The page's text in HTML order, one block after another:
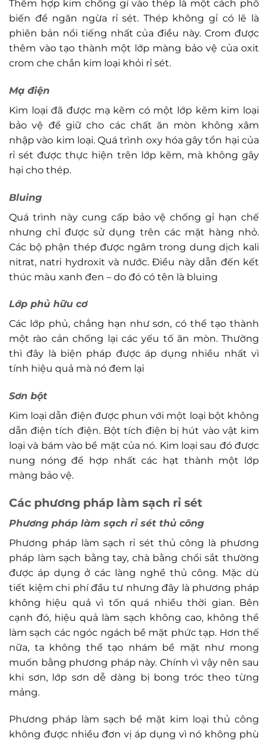
Thêm hợp kim chống gỉ vào thép là một cách phổ
biến để ngăn ngừa rỉ sét. Thép không gỉ có lẽ là
phiên bản nổi tiếng nhất của điều này. Crom được
thêm vào tạo thành một lớp màng bảo vệ của oxit
crom che chắn kim loại khỏi rỉ sét.
Mạ điện
Kim loại đã được mạ kẽm có một lớp kẽm kim loại
bảo vệ để giữ cho các chất ăn mòn không xâm
nhập vào kim loại. Quá trình oxy hóa gây tổn hại của
rỉ sét được thực hiện trên lớp kẽm, mà không gây
hại cho thép.
Bluing
Quá trình này cung cấp bảo vệ chống gỉ hạn chế
nhưng chỉ được sử dụng trên các mặt hàng nhỏ.
Các bộ phận thép được ngâm trong dung dịch kali
nitrat, natri hydroxit và nước. Điều này dẫn đến kết
thúc màu xanh đen – do đó có tên là bluing
Lớp phủ hữu cơ
Các lớp phủ, chẳng hạn như sơn, có thể tạo thành
một rào cản chống lại các yếu tố ăn mòn. Thường
thì đây là biện pháp được áp dụng nhiều nhất vì
tính hiệu quả mà nó đem lại
Sơn bột
Kim loại dẫn điện được phun với một loại bột không
dẫn điện tích điện. Bột tích điện bị hút vào vật kim
loại và bám vào bề mặt của nó. Kim loại sau đó được
nung nóng để hợp nhất các hạt thành một lớp
màng bảo vệ.
Các phương pháp làm sạch rỉ sét
Phương pháp làm sạch rỉ sét thủ công
Phương pháp làm sạch rỉ sét thủ công là phương
pháp làm sạch bằng tay, chà bằng chổi sắt thường
được áp dụng ở các làng nghề thủ công. Mặc dù
tiết kiệm chi phí đầu tư nhưng đây là phương pháp
không hiệu quả vì tốn quá nhiều thời gian. Bên
cạnh đó, hiệu quả làm sạch không cao, không thể
làm sạch các ngóc ngách bề mặt phức tạp. Hơn thế
nữa, ta không thể tạo nhám bề mặt như mong
muốn bằng phương pháp này. Chính vì vậy nên sau
khi sơn, lớp sơn dễ dàng bị bong tróc theo từng
mảng.
Phương pháp làm sạch bề mặt kim loại thủ công
không được nhiều đơn vị áp dụng vì nó không phù